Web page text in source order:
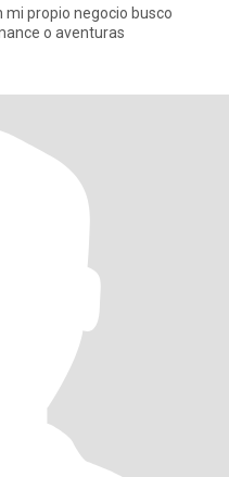
propio negocio busco
o aventuras